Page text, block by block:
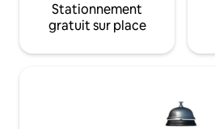
Stationnement
gratuit sur place